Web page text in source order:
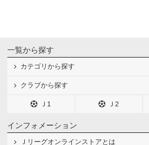
一覧から探す
カテゴリから探す
クラブから探す
Ｊ1 Ｊ2
インフォメーション
Ｊリーグオンラインストアとは